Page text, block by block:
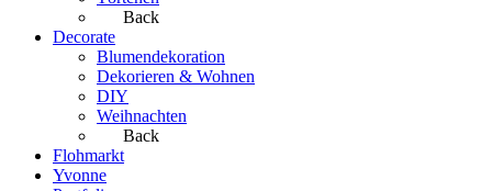
Back
Decorate
Blumendekoration
Dekorieren & Wohnen
DIY
Weihnachten
Back
Flohmarkt
Yvonne